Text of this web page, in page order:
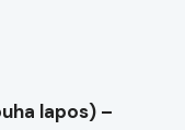
lapos) –